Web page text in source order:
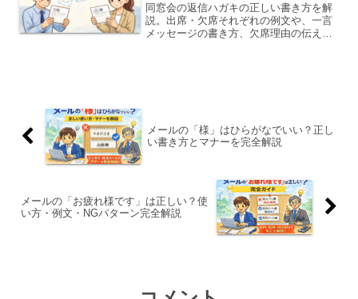
同窓会の返信ハガキの正しい書き方を解
説。出席・欠席それぞれの例文や、一言
メッセージの書き方、欠席理由の伝え方
メールの「様」はひらがなでいい？正し
い書き方とマナーを完全解説
メールの「お疲れ様です」は正しい？使
い方・例文・NGパターン完全解説